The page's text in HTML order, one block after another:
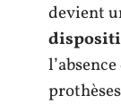
devient